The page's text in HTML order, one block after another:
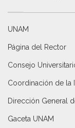
UNAM
Página del Rector
Consejo
Coordinación de la
Dirección General
Gaceta UNAM